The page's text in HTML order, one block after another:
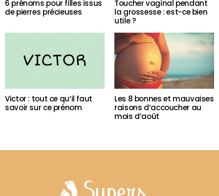
6 prénoms pour filles issus
de pierres précieuses
Toucher vaginal pendant
la grossesse : est-ce bien
utile ?
Victor : tout ce qu’il faut
savoir sur ce prénom
Les 8 bonnes et mauvaises
raisons d’accoucher au
mois d’août